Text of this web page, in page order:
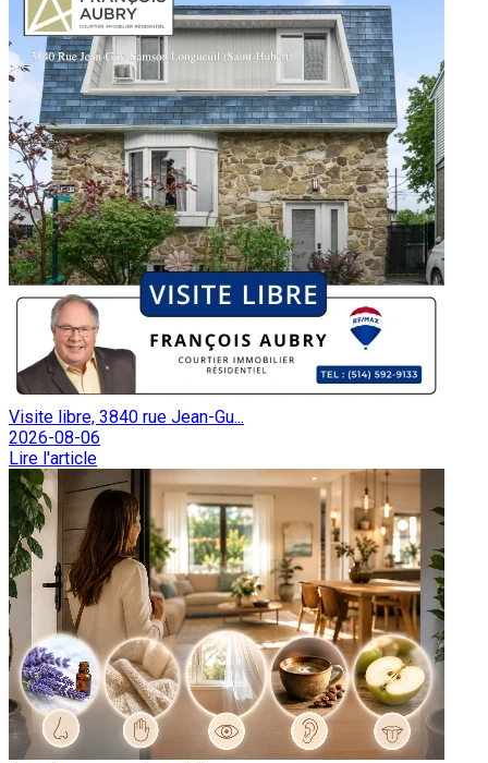
Visite libre, 3840 rue Jean-Gu...
2026-08-06
Lire l'article